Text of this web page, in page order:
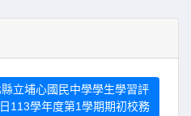
立埔心國民中學學生學習評
113學年度第1學期期初校務